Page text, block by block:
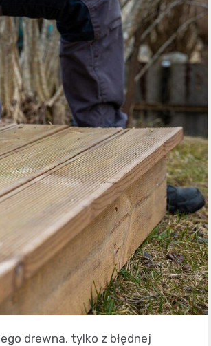
drewna, tylko z błędnej